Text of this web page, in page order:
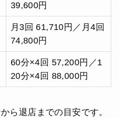
39,600円
月3回 61,710円／月4回
74,800円
60分×4回 57,200円／1
20分×4回 88,000円
ら退店までの目安です。